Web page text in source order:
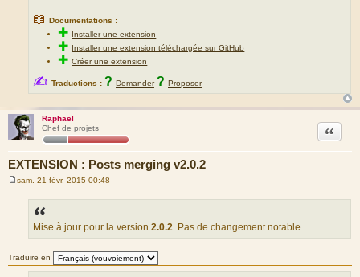
📖 Documentations :
✚ Installer une extension
✚ Installer une extension téléchargée sur GitHub
✚Créer une extension
✍ Traductions : ? Demander ? Proposer
Raphaël
Chef de projets
EXTENSION : Posts merging v2.0.2
Citation
sam. 21 févr. 2015 00:48
Mise à jour pour la version 2.0.2. Pas de changement notable.
Traduire en